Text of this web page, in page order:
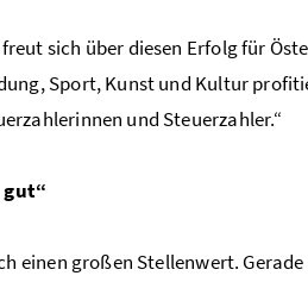
sich über diesen Erfolg für
Sport, Kunst und Kultur
und Steuerzahler.“
gut“
einen großen Stellenwert.